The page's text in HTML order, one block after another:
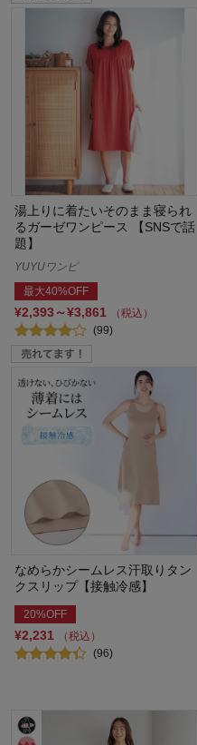
湯上りに着たいそのまま寝られ
るガーゼワンピース 【SNSで話
題】
YUYUワンピ
最大40%OFF
¥2,393～¥3,861
（税込）
(99)
なめらかシームレス汗取りタン
クスリップ【接触冷感】
20%OFF
¥2,231
（税込）
(96)